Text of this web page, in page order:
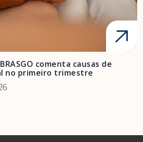
comenta causas de
no primeiro trimestre